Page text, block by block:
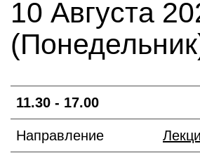
10 Августа
11.30 - 17.00
Направление